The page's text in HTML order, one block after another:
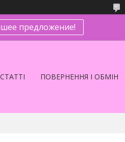
предложение!
СТАТТІ ПОВЕРНЕННЯ І ОБМІН